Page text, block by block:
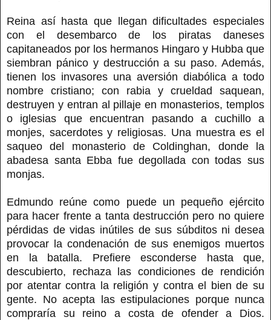
Reina así hasta que llegan dificultades especiales
con el desembarco de los piratas daneses
capitaneados por los hermanos Hingaro y Hubba que
siembran pánico y destrucción a su paso. Además,
tienen los invasores una aversión diabólica a todo
nombre cristiano; con rabia y crueldad saquean,
destruyen y entran al pillaje en monasterios, templos
o iglesias que encuentran pasando a cuchillo a
monjes, sacerdotes y religiosas. Una muestra es el
saqueo del monasterio de Coldinghan, donde la
abadesa santa Ebba fue degollada con todas sus
monjas.
Edmundo reúne como puede un pequeño ejército
para hacer frente a tanta destrucción pero no quiere
pérdidas de vidas inútiles de sus súbditos ni desea
provocar la condenación de sus enemigos muertos
en la batalla. Prefiere esconderse hasta que,
descubierto, rechaza las condiciones de rendición
por atentar contra la religión y contra el bien de su
gente. No acepta las estipulaciones porque nunca
compraría su reino a costa de ofender a Dios.